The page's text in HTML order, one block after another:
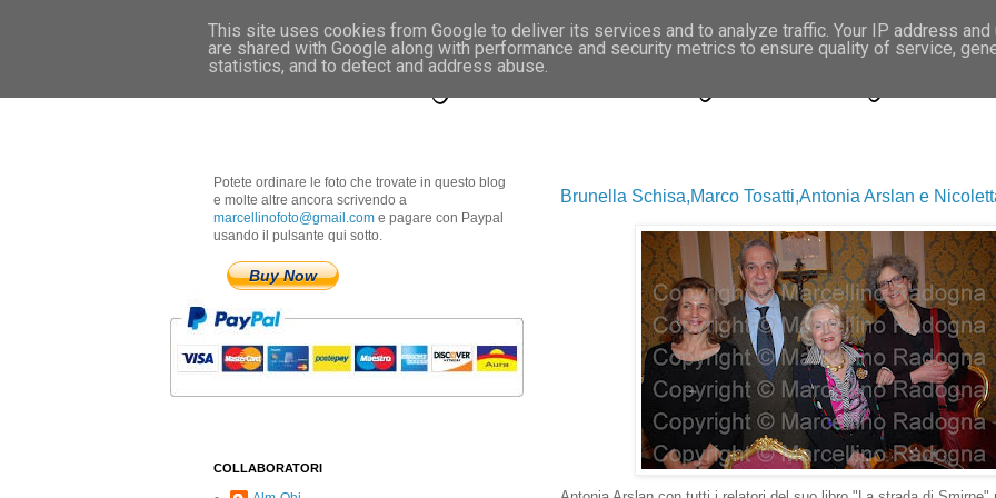
Marcellino Radogna - Fotonotizie per la stampa
Brunella Schisa,Marco Tosatti,Antonia Arslan e
Potete ordinare le foto che trovate in questo blog
e molte altre ancora scrivendo a
marcellinofoto@gmail.com e pagare con Paypal
usando il pulsante qui sotto.
Buy Now
COLLABORATORI
This site uses cookies from Google to deliver its services and to analyze traffic. Your IP address and
are shared with Google along with performance and security metrics to ensure quality of service,
statistics, and to detect and address abuse.